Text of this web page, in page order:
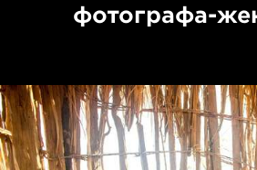
фотографа-